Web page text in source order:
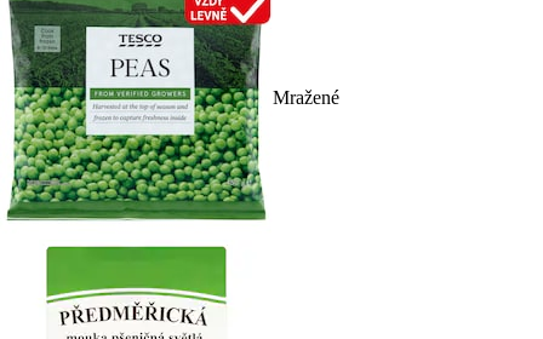
Mražené